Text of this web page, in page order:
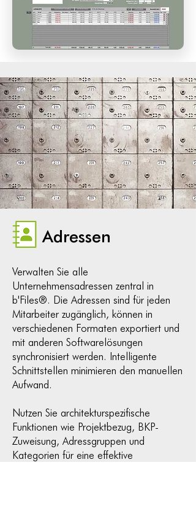
Adressen
Verwalten Sie alle
Unternehmensadressen zentral in
b'Files®. Die Adressen sind für jeden
Mitarbeiter zugänglich, können in
verschiedenen Formaten exportiert und
mit anderen Softwarelösungen
synchronisiert werden. Intelligente
Schnittstellen minimieren den manuellen
Aufwand.
Nutzen Sie architekturspezifische
Funktionen wie Projektbezug, BKP-
Zuweisung, Adressgruppen und
Kategorien für eine effektive